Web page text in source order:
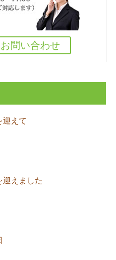
問い合わせ
迎えて
迎えました